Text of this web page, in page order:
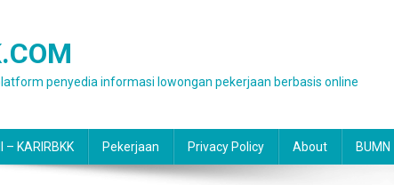
penyedia informasi lowongan pekerjaan berbasis online
– KARIRBKK Pekerjaan Privacy Policy About BUMN